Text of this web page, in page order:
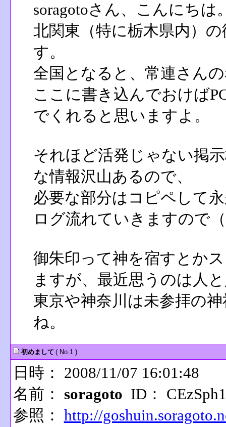
soragotoさん、こんにちは
北関東（特に栃木県内）
す。
全国となると、常連さん
ここに書き込んでおけば
でくれると思いますよ。
それほど活発じゃない掲
な情報沢山あるので、
必要な部分はコピペして
ログ流れていきますので
御朱印って神を宿すとか
ますが、最近思うのは人
東京や神奈川は未参拝の
ね。
初めまして ( No.1 )
日時： 2008/11/07 16:01:48
名前： soragoto ID：
参照： http://